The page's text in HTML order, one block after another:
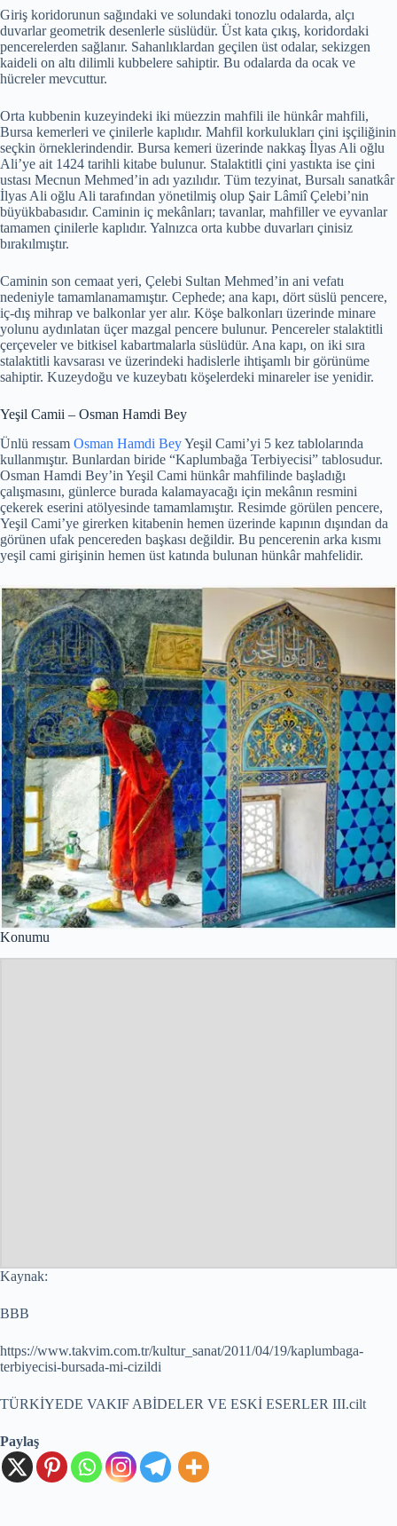
Giriş koridorunun sağındaki ve solundaki tonozlu odalarda, alçı
duvarlar geometrik desenlerle süslüdür. Üst kata çıkış, koridordaki
pencerelerden sağlanır. Sahanlıklardan geçilen üst odalar, sekizgen
kaideli on altı dilimli kubbelere sahiptir. Bu odalarda da ocak ve
hücreler mevcuttur.
Orta kubbenin kuzeyindeki iki müezzin mahfili ile hünkâr mahfili,
Bursa kemerleri ve çinilerle kaplıdır. Mahfil korkulukları çini işçiliğinin
seçkin örneklerindendir. Bursa kemeri üzerinde nakkaş İlyas Ali oğlu
Ali’ye ait 1424 tarihli kitabe bulunur. Stalaktitli çini yastıkta ise çini
ustası Mecnun Mehmed’in adı yazılıdır. Tüm tezyinat, Bursalı sanatkâr
İlyas Ali oğlu Ali tarafından yönetilmiş olup Şair Lâmiî Çelebi’nin
büyükbabasıdır. Caminin iç mekânları; tavanlar, mahfiller ve eyvanlar
tamamen çinilerle kaplıdır. Yalnızca orta kubbe duvarları çinisiz
bırakılmıştır.
Caminin son cemaat yeri, Çelebi Sultan Mehmed’in ani vefatı
nedeniyle tamamlanamamıştır. Cephede; ana kapı, dört süslü pencere,
iç-dış mihrap ve balkonlar yer alır. Köşe balkonları üzerinde minare
yolunu aydınlatan üçer mazgal pencere bulunur. Pencereler stalaktitli
çerçeveler ve bitkisel kabartmalarla süslüdür. Ana kapı, on iki sıra
stalaktitli kavsarası ve üzerindeki hadislerle ihtişamlı bir görünüme
sahiptir. Kuzeydoğu ve kuzeybatı köşelerdeki minareler ise yenidir.
Yeşil Camii – Osman Hamdi Bey
Ünlü ressam Osman Hamdi BeyYeşil Cami’yi 5 kez tablolarında
kullanmıştır. Bunlardan biride “Kaplumbağa Terbiyecisi” tablosudur.
Osman Hamdi Bey’in Yeşil Cami hünkâr mahfilinde başladığı
çalışmasını, günlerce burada kalamayacağı için mekânın resmini
çekerek eserini atölyesinde tamamlamıştır. Resimde görülen pencere,
Yeşil Cami’ye girerken kitabenin hemen üzerinde kapının dışından da
görünen ufak pencereden başkası değildir. Bu pencerenin arka kısmı
yeşil cami girişinin hemen üst katında bulunan hünkâr mahfelidir.
Konumu
Kaynak:
BBB
https://www.takvim.com.tr/kultur_sanat/2011/04/19/kaplumbaga-
terbiyecisi-bursada-mi-cizildi
TÜRKİYEDE VAKIF ABİDELER VE ESKİ ESERLER III.cilt
Paylaş